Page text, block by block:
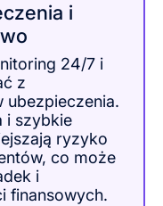
i
24/7 i
z
ubezpieczenia.
i szybkie
ryzyko
co może
i
finansowych.